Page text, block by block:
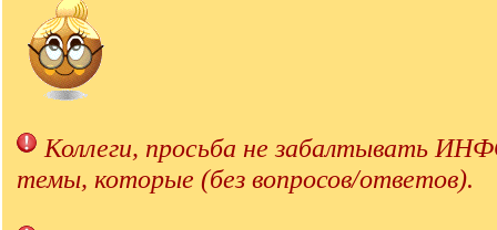
Коллеги, просьба не забалтывать
темы, которые (без вопросов/ответов).